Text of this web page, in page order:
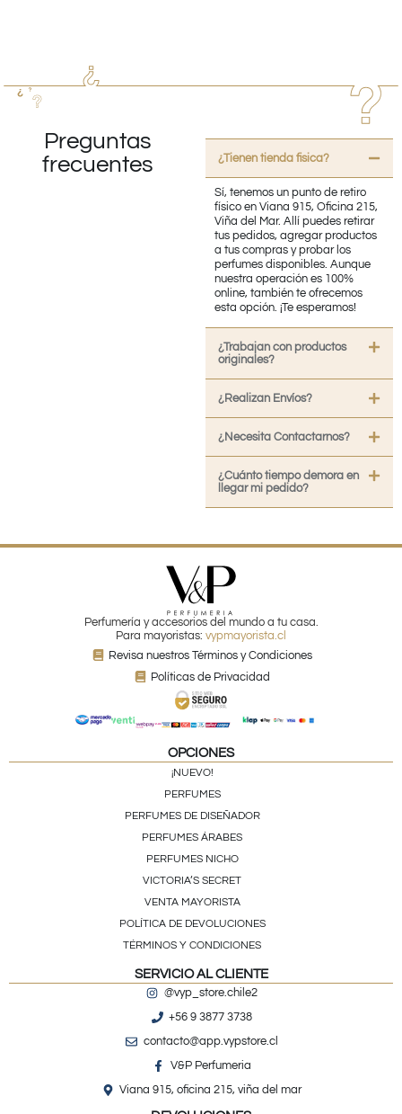
Preguntas
frecuentes
¿Tienen tienda fisica?
Sí, tenemos un punto de retiro
físico en Viana 915, Oficina 215,
Viña del Mar. Allí puedes retirar
tus pedidos, agregar productos
a tus compras y probar los
perfumes disponibles. Aunque
nuestra operación es 100%
online, también te ofrecemos
esta opción. ¡Te esperamos!
¿Trabajan con productos
originales?
¿Realizan Envíos?
¿Necesita Contactarnos?
¿Cuánto tiempo demora en
llegar mi pedido?
Perfumería y accesorios del mundo a tu casa.
Para mayoristas: vypmayorista.cl
Revisa nuestros Términos y Condiciones
Políticas de Privacidad
OPCIONES
¡NUEVO!
PERFUMES
PERFUMES DE DISEÑADOR
PERFUMES ÁRABES
PERFUMES NICHO
VICTORIA’S SECRET
VENTA MAYORISTA
POLÍTICA DE DEVOLUCIONES
TÉRMINOS Y CONDICIONES
SERVICIO AL CLIENTE
@vyp_store.chile2
+56 9 3877 3738
contacto@app.vypstore.cl
V&P Perfumeria
Viana 915, oficina 215, viña del mar